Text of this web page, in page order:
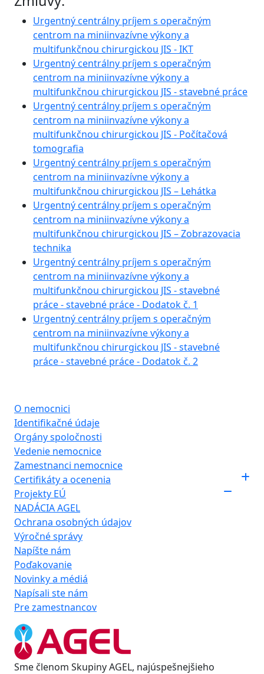
Urgentný centrálny príjem s operačným
centrom na miniinvazívne výkony a
multifunkčnou chirurgickou JIS - IKT
Urgentný centrálny príjem s operačným
centrom na miniinvazívne výkony a
multifunkčnou chirurgickou JIS - stavebné práce
Urgentný centrálny príjem s operačným
centrom na miniinvazívne výkony a
multifunkčnou chirurgickou JIS - Počítačová
tomografia
Urgentný centrálny príjem s operačným
centrom na miniinvazívne výkony a
multifunkčnou chirurgickou JIS – Lehátka
Urgentný centrálny príjem s operačným
centrom na miniinvazívne výkony a
multifunkčnou chirurgickou JIS – Zobrazovacia
technika
Urgentný centrálny príjem s operačným
centrom na miniinvazívne výkony a
multifunkčnou chirurgickou JIS - stavebné
práce - stavebné práce - Dodatok č. 1
Urgentný centrálny príjem s operačným
centrom na miniinvazívne výkony a
multifunkčnou chirurgickou JIS - stavebné
práce - stavebné práce - Dodatok č. 2
O nemocnici
Identifikačné údaje
Orgány spoločnosti
Vedenie nemocnice
Zamestnanci nemocnice
Certifikáty a ocenenia
Projekty EÚ
NADÁCIA AGEL
Ochrana osobných údajov
Výročné správy
Napíšte nám
Poďakovanie
Novinky a médiá
Napísali ste nám
Pre zamestnancov
Sme členom Skupiny AGEL, najúspešnejšieho